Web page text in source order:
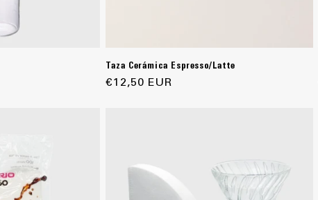
Taza Cerámica Espresso/Latte
Precio
€12,50 EUR